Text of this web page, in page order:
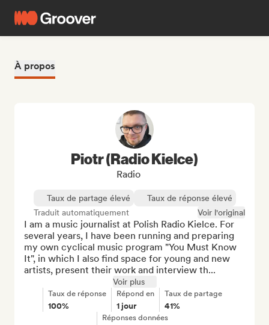
À propos
Piotr (Radio Kielce)
Radio
Taux de partage élevé
Taux de réponse élevé
Traduit automatiquement
Voir l'original
I am a music journalist at Polish Radio Kielce. For
several years, I have been running and preparing
my own cyclical music program "You Must Know
It", in which I also find space for young and new
artists, present their work and interview th...
Voir plus
Taux de réponse
100%
Répond en
1 jour
Taux de partage
41%
Réponses données